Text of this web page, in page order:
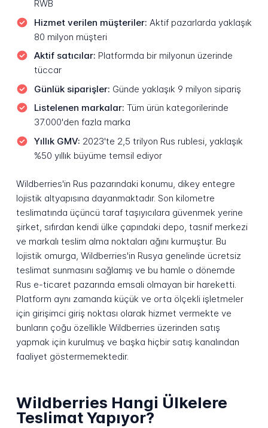
RWB
Hizmet verilen müşteriler: Aktif pazarlarda yaklaşık
80 milyon müşteri
Aktif satıcılar: Platformda bir milyonun üzerinde
tüccar
Günlük siparişler: Günde yaklaşık 9 milyon sipariş
Listelenen markalar: Tüm ürün kategorilerinde
37.000'den fazla marka
Yıllık GMV: 2023'te 2,5 trilyon Rus rublesi, yaklaşık
%50 yıllık büyüme temsil ediyor
Wildberries'in Rus pazarındaki konumu, dikey entegre
lojistik altyapısına dayanmaktadır. Son kilometre
teslimatında üçüncü taraf taşıyıcılara güvenmek yerine
şirket, sıfırdan kendi ülke çapındaki depo, tasnif merkezi
ve markalı teslim alma noktaları ağını kurmuştur. Bu
lojistik omurga, Wildberries'in Rusya genelinde ücretsiz
teslimat sunmasını sağlamış ve bu hamle o dönemde
Rus e-ticaret pazarında emsali olmayan bir hareketti.
Platform aynı zamanda küçük ve orta ölçekli işletmeler
için girişimci giriş noktası olarak hizmet vermekte ve
bunların çoğu özellikle Wildberries üzerinden satış
yapmak için kurulmuş ve başka hiçbir satış kanalından
faaliyet göstermemektedir.
Wildberries Hangi Ülkelere
Teslimat Yapıyor?